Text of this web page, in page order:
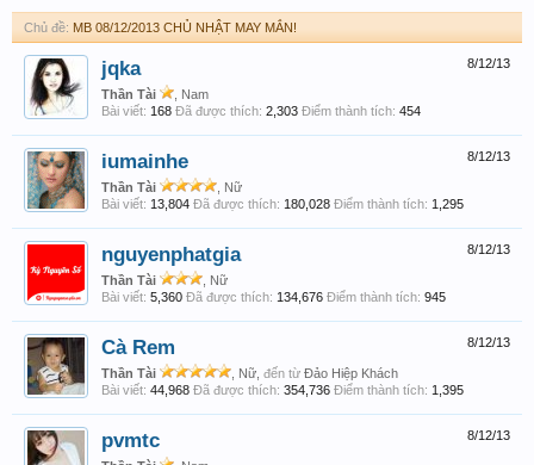
Chủ đề: MB 08/12/2013 CHỦ NHẬT MAY MẮN!
8/12/13
jqka
Thần Tài
, Nam
Bài viết: 168 Đã được thích: 2,303 Điểm thành tích: 454
8/12/13
iumainhe
Thần Tài
, Nữ
Bài viết: 13,804 Đã được thích: 180,028 Điểm thành tích: 1,295
8/12/13
nguyenphatgia
Thần Tài
, Nữ
Bài viết: 5,360 Đã được thích: 134,676 Điểm thành tích: 945
8/12/13
Cà Rem
Thần Tài , Nữ, đến từ Đảo Hiệp Khách
Bài viết: 44,968 Đã được thích: 354,736 Điểm thành tích: 1,395
8/12/13
pvmtc